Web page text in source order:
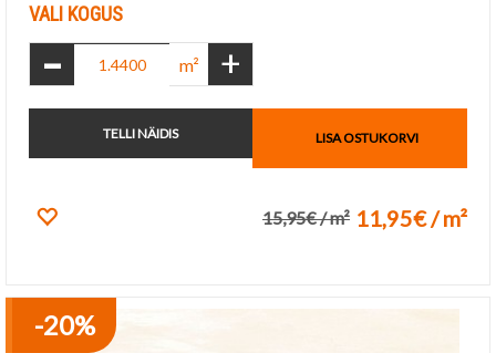
VALI KOGUS
- m² +
TELLI NÄIDIS LISA OSTUKORVI
15,95€ / m² 11,95€ / m²